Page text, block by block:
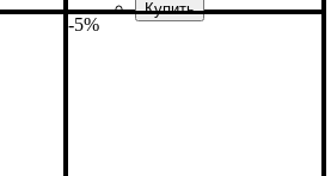
-5%